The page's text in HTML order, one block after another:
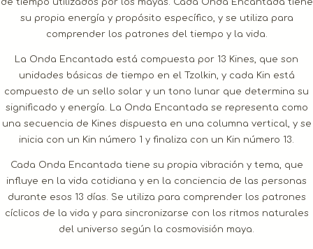
de tiempo utilizados por los mayas. Cada Onda Encantada tiene
su propia energía y propósito específico, y se utiliza para
comprender los patrones del tiempo y la vida.
La Onda Encantada está compuesta por 13 Kines, que son
unidades básicas de tiempo en el Tzolkin, y cada Kin está
compuesto de un sello solar y un tono lunar que determina su
significado y energía. La Onda Encantada se representa como
una secuencia de Kines dispuesta en una columna vertical, y se
inicia con un Kin número 1 y finaliza con un Kin número 13.
Cada Onda Encantada tiene su propia vibración y tema, que
influye en la vida cotidiana y en la conciencia de las personas
durante esos 13 días. Se utiliza para comprender los patrones
cíclicos de la vida y para sincronizarse con los ritmos naturales
del universo según la cosmovisión maya.